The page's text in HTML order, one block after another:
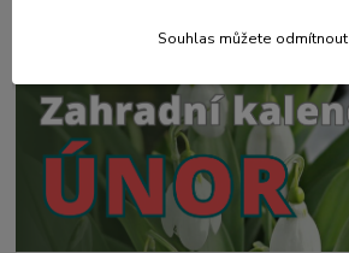
Souhlas můžete odmítnout